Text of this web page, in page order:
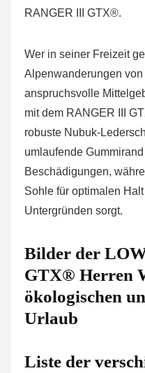
RANGER III GTX®.
Wer in seiner Freizeit
Alpenwanderungen
anspruchsvolle
mit dem RANGER III
robuste Nubuk-
umlaufende
Beschädigungen,
Sohle für optimalen
Untergründen sorgt.
Bilder der
GTX® Herren
ökologischen
Urlaub
Liste der